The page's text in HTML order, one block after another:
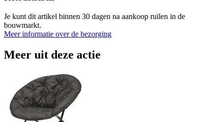
Je kunt dit artikel binnen 30 dagen na aankoop ruilen in de
bouwmarkt.
Meer informatie over de bezorging
Meer uit deze actie